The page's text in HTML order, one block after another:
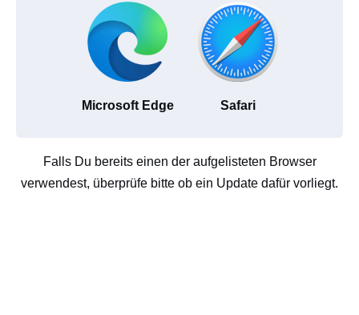
Microsoft Edge Safari
Falls Du bereits einen der aufgelisteten Browser
verwendest, überprüfe bitte ob ein Update dafür vorliegt.